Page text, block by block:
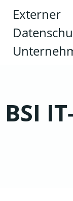
Externer
BSI